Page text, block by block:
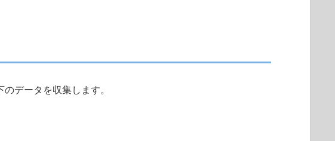
データを収集します。